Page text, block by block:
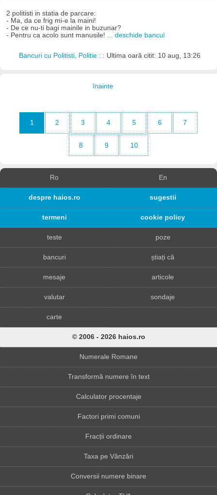
2 politisti in statia de parcare:
- Ma, da ce frig mi-e la maini!
- De ce nu-ti bagi mainile in buzunar?
- Pentru ca acolo sunt manusile!
... deschide bancul
Bancuri cu Politisti, Politie : : Ultima oară citit: 10 aug, 13:26
înainte
1 2 3 4 5 6 7
8 9 10
Ro En
despre haios.ro sugestii
termeni cookie policy
teste poze
bancuri știați că
mesaje articole
valutar sondaje
carte
© 2006 - 2026 haios.ro
Numerale Romane
Transformă numere în text
Calculator procentaje
Factori primi comuni
Fracții ordinare
Taxa pe Vânzări
Conversii numere binare